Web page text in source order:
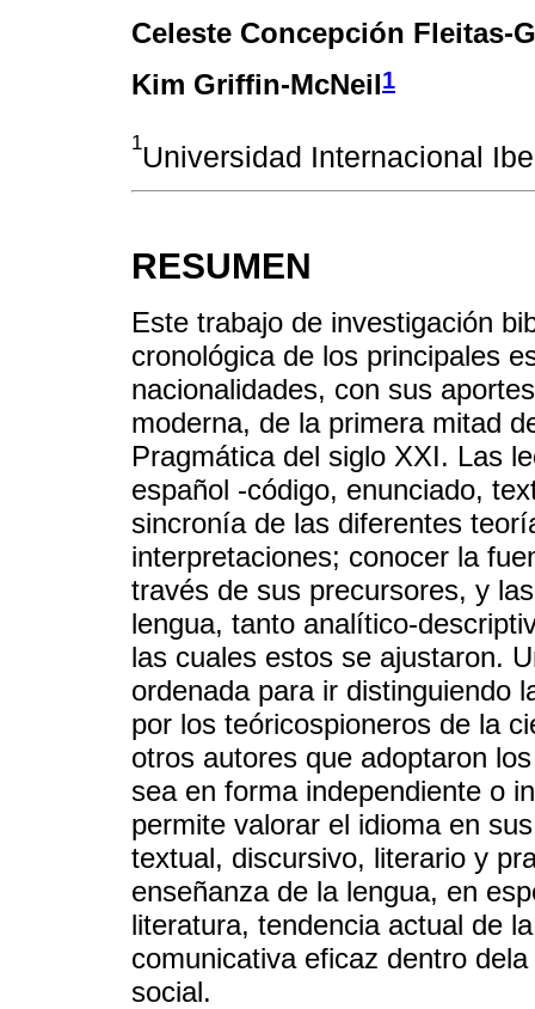
Celeste Concepción Fleitas-
Kim Griffin-McNeil1
1Universidad Internacional
RESUMEN
Este trabajo de investigación
cronológica de los principales
nacionalidades, con sus
moderna, de la primera mitad
Pragmática del siglo XXI. Las
español -código, enunciado,
sincronía de las diferentes
interpretaciones; conocer la
través de sus precursores, y
lengua, tanto analítico-
las cuales estos se ajustaron.
ordenada para ir distinguiendo
por los teóricospioneros de la
otros autores que adoptaron
sea en forma independiente o
permite valorar el idioma en
textual, discursivo, literario y
enseñanza de la lengua, en
literatura, tendencia actual de
comunicativa eficaz dentro
social.